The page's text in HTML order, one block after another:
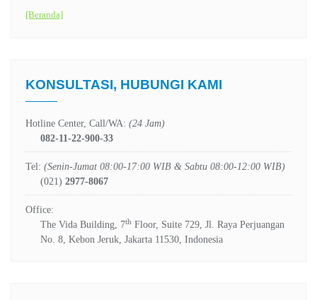
[Beranda]
KONSULTASI, HUBUNGI KAMI
Hotline Center, Call/WA: (24 Jam)
082-11-22-900-33
Tel: (Senin-Jumat 08:00-17:00 WIB & Sabtu 08:00-12:00 WIB)
(021) 2977-8067
Office:
The Vida Building, 7th Floor, Suite 729, Jl. Raya Perjuangan
No. 8, Kebon Jeruk, Jakarta 11530, Indonesia